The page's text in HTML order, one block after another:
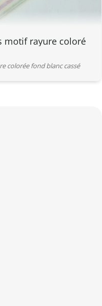
motif rayure coloré
colorée fond blanc cassé